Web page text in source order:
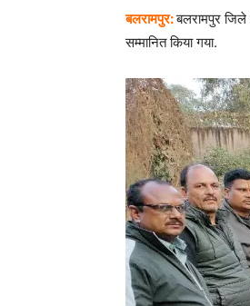
बलरामपुर:बलरामपुर
सम्मानित किया गया.